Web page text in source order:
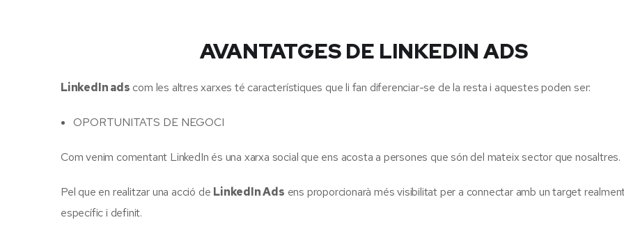
AVANTATGES DE LINKEDIN ADS
LinkedIn ads com les altres xarxes té característiques que li fan diferenciar-se de la resta i aquestes poden ser:
OPORTUNITATS DE NEGOCI
Com venim comentant LinkedIn és una xarxa social que ens acosta a persones que són del mateix sector que nosaltres.
Pel que en realitzar una acció de LinkedIn Ads ens proporcionarà més visibilitat per a connectar amb un target
específic i definit.